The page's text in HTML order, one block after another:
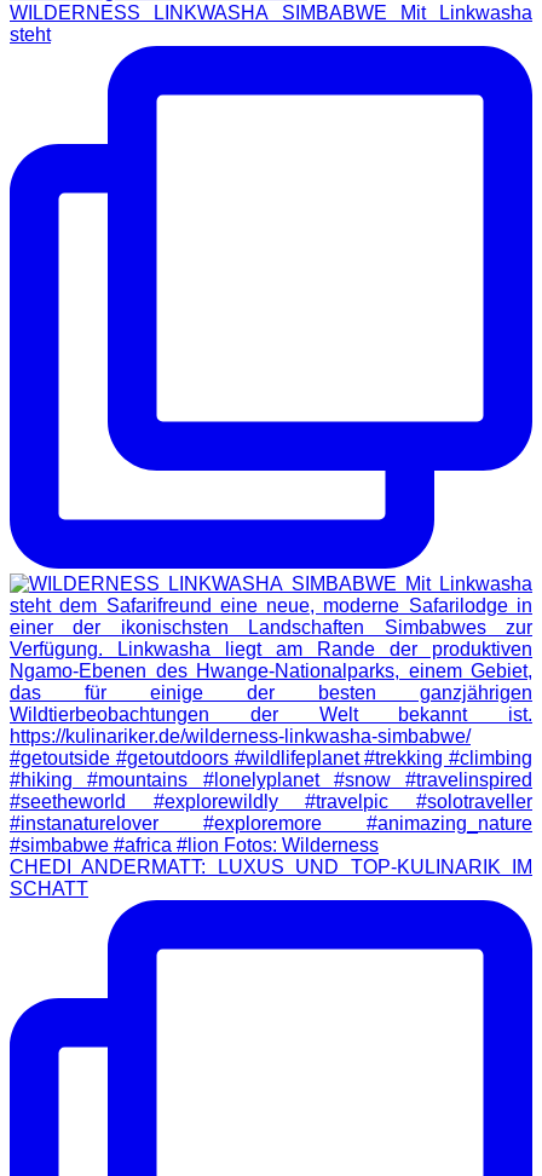
WILDERNESS LINKWASHA SIMBABWE Mit Linkwasha
steht
CHEDI ANDERMATT: LUXUS UND TOP-KULINARIK IM
SCHATT